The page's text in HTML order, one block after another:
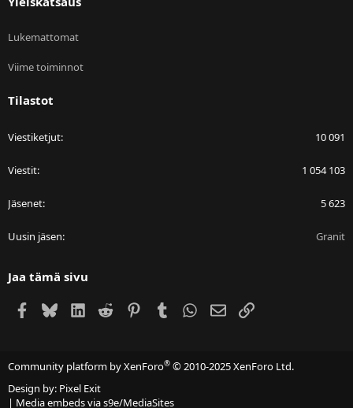
Lukemattomat
Viime toiminnot
Tilastot
Viestiketjut 10 091
Viestit 1 054 103
Jäsenet 5 623
Uusin jäsen Granit
Jaa tämä sivu
Facebook
BlueskyLinkedIn
Reddit PinterestTumblr WhatsApp
Sähköposti
Linkki
Community platform by XenForo® © 2010-2025 XenForo Ltd.
Design by: Pixel Exit
| Media embeds via s9e/MediaSites